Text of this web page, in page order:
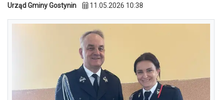
Urząd Gminy Gostynin 11.05.2026 10:38